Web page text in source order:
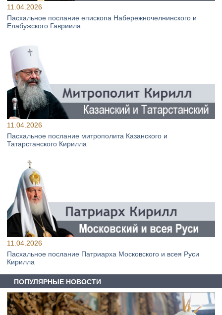
11.04.2026
Пасхальное послание епископа Набережночелнинского и
Елабужского Гавриила
11.04.2026
Пасхальное послание митрополита Казанского и
Татарстанского Кирилла
11.04.2026
Пасхальное послание Патриарха Московского и всея Руси
Кирилла
ПОПУЛЯРНЫЕ НОВОСТИ